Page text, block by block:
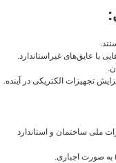
با عایق‌های غیراستاندارد.
تجهیزات الکتریکی در آینده.
نقشه‌های برق مطابق با مبحث ۱۳ مقررات ملی ساختمان و استاندارد